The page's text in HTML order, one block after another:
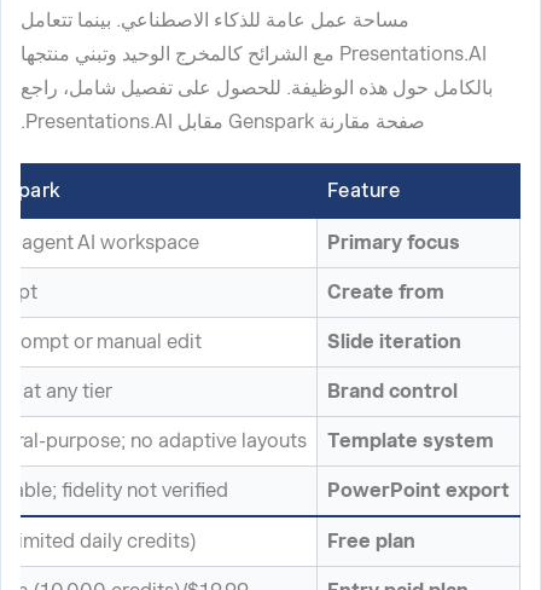
مساحة عمل عامة للذكاء الاصطناعي. بينما تتعامل
Presentations.AI مع الشرائح كالمخرج الوحيد وتبني منتجها
بالكامل حول هذه الوظيفة. للحصول على تفصيل شامل، راجع
صفحة مقارنة Genspark مقابل Presentations.AI.
Feature
Primary focus
agent AI workspace
Create from
Slide iteration
or manual edit
Brand control
at any tier
Template system
purpose; no adaptive layouts
PowerPoint export
fidelity not verified
Free plan
(limited daily credits)